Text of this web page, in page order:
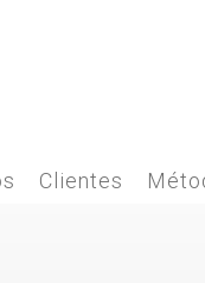
Clientes